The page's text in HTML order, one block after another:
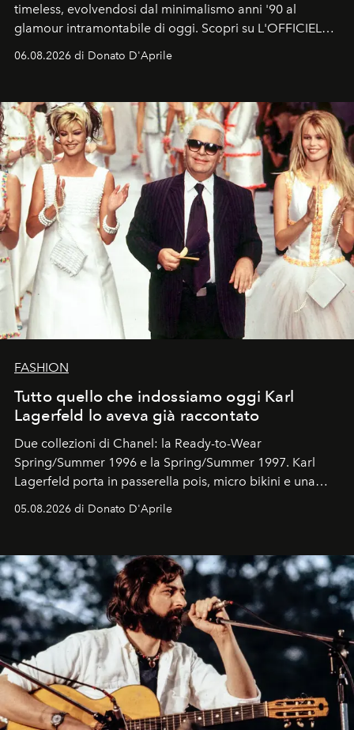
timeless, evolvendosi dal minimalismo anni '90 al
glamour intramontabile di oggi. Scopri su L'OFFICIEL
Italia la sua style evolution.
06.08.2026 di Donato D'Aprile
FASHION
Tutto quello che indossiamo oggi Karl
Lagerfeld lo aveva già raccontato
Due collezioni di Chanel: la Ready-to-Wear
Spring/Summer 1996 e la Spring/Summer 1997. Karl
Lagerfeld porta in passerella pois, micro bikini e una
logomania pensata per la spiaggia
Kate, Claudia e Carla una dietro l'altra. Trent'anni dopo,
uno dei documenti più contemporanei che abbiamo.
05.08.2026 di Donato D'Aprile